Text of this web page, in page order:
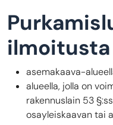
asemakaava-
alueella, jolla on
rakennuslain 53
osayleiskaavan tai